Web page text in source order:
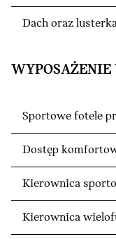
Dach oraz
Sportowe fotele
Dostęp
Kierownica
Kierownica